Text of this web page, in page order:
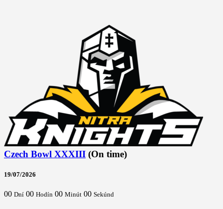
Czech Bowl XXXIII (On time)
19/07/2026
00 Dní 00 Hodín 00 Minút 00 Sekúnd